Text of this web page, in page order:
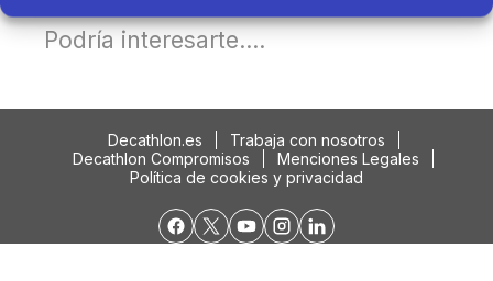
Podría interesarte....
Decathlon.es
Trabaja con nosotros
Decathlon Compromisos
Menciones Legales
Política de cookies y privacidad